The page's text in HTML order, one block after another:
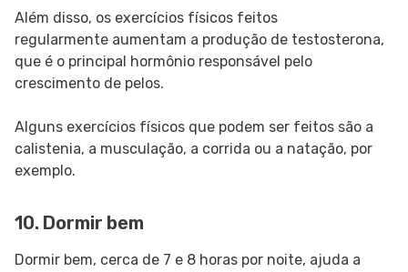
Além disso, os exercícios físicos feitos
regularmente aumentam a produção de testosterona,
que é o principal hormônio responsável pelo
crescimento de pelos.
Alguns exercícios físicos que podem ser feitos são a
calistenia, a musculação, a corrida ou a natação, por
exemplo.
10. Dormir bem
Dormir bem, cerca de 7 e 8 horas por noite, ajuda a